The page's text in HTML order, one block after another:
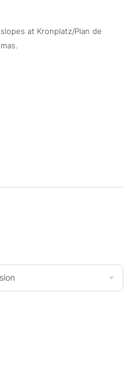
at Kronplatz/Plan de